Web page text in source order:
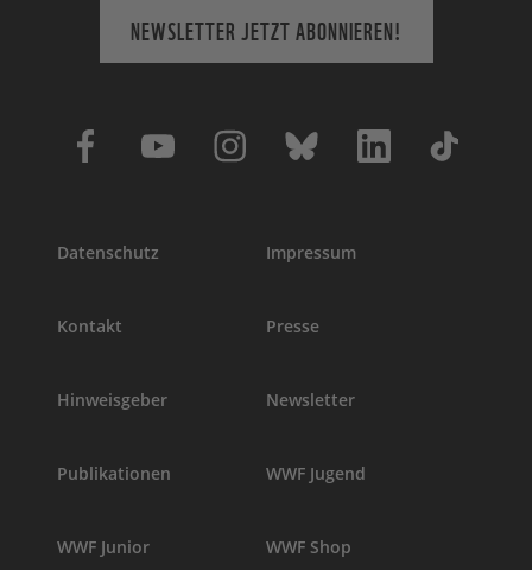
NEWSLETTER JETZT ABONNIEREN!
Datenschutz Impressum
Kontakt Presse
Hinweisgeber Newsletter
Publikationen WWF Jugend
WWF Junior WWF Shop